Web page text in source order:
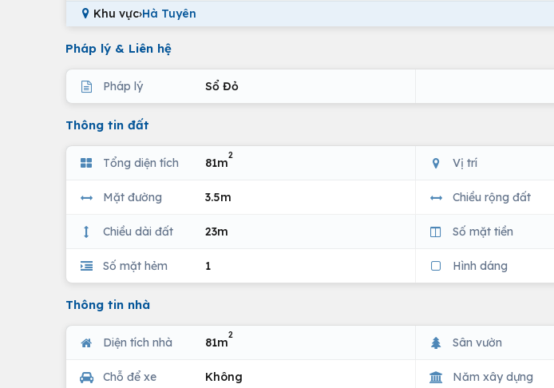
Khu vực›Hà Tuyên
Pháp lý & Liên hệ
Pháp lý Sổ Đỏ
Thông tin đất
Tổng diện tích 81m
2
Vị trí
Mặt đường 3.5m Chiều rộng đất
Chiều dài đất 23m Số mặt tiền
Số mặt hẻm 1 Hình dáng
Thông tin nhà
Diện tích nhà 81m
2
Sân vườn
Chỗ để xe Không Năm xây dựng